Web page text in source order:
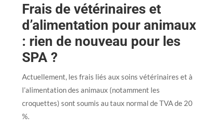
Frais de vétérinaires et
d’alimentation pour animaux
: rien de nouveau pour les
SPA ?
Actuellement, les frais liés aux soins vétérinaires et à
l’alimentation des animaux (notamment les
croquettes) sont soumis au taux normal de TVA de 20
%.